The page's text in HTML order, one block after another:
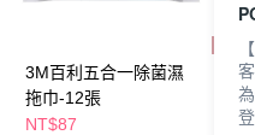
3M百利五合一除菌濕
拖巾-12張
NT$87
3M